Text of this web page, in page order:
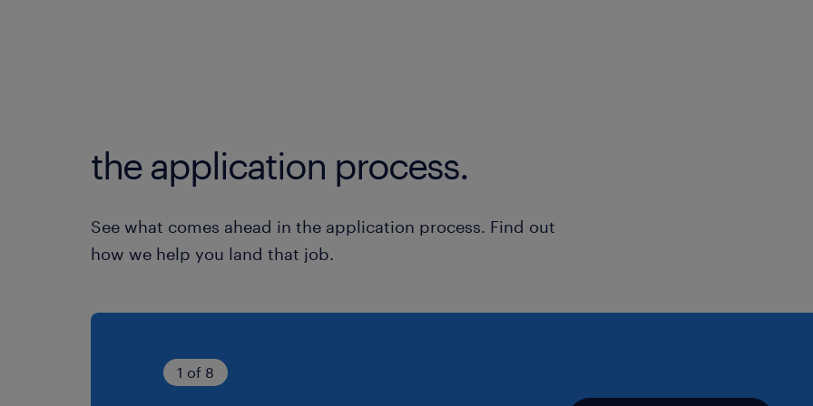
Il presente annuncio è rivolto a
the application process.
See what comes ahead in the application process. Find out
how we help you land that job.
1 of 8